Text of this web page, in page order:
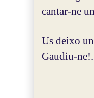
cantar-ne
Us deixo
Gaudiu-ne!.